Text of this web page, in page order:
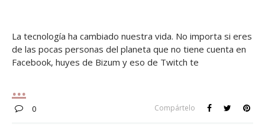
La tecnología ha cambiado nuestra vida. No importa si eres
de las pocas personas del planeta que no tiene cuenta en
Facebook, huyes de Bizum y eso de Twitch te
0 Compártelo